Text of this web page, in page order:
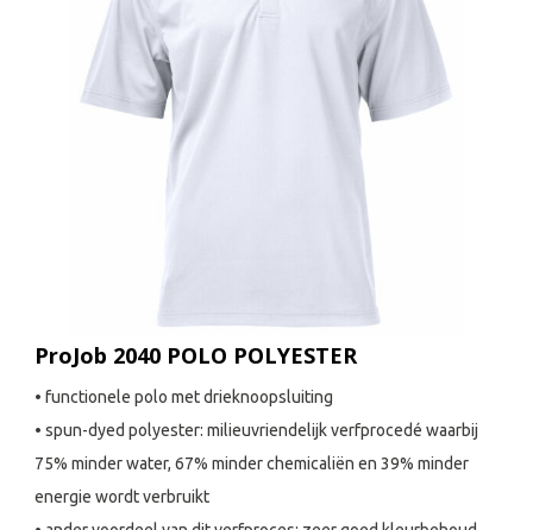
ProJob 2040 POLO POLYESTER
• functionele polo met drieknoopsluiting
• spun-dyed polyester: milieuvriendelijk verfprocedé waarbij
75% minder water, 67% minder chemicaliën en 39% minder
energie wordt verbruikt